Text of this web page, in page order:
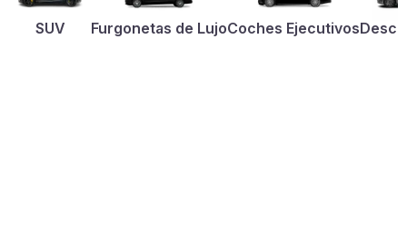
SUV Furgonetas de LujoCoches Ejecutivos